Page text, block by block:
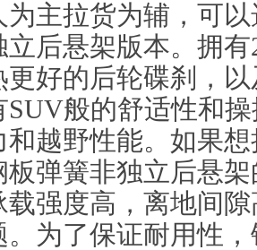
为主拉货为辅，可
后悬架版本。拥有
好的后轮碟刹，
SUV般的舒适性和
和越野性能。如果
板弹簧非独立后悬
载强度高，离地间
。为了保证耐用性